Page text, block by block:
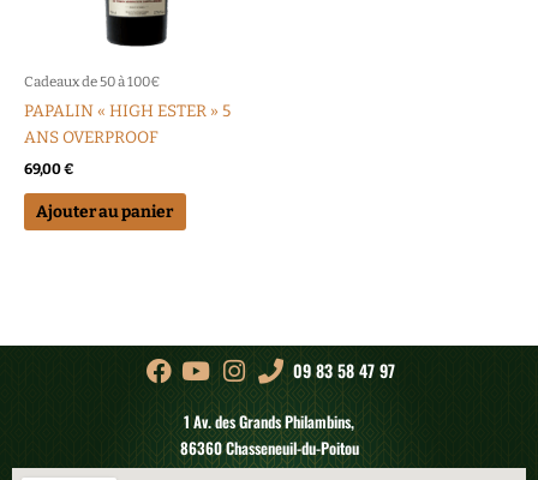
Cadeaux de 50 à 100€
PAPALIN « HIGH ESTER » 5
ANS OVERPROOF
69,00€
Ajouter au panier
09 83 58 47 97
1 Av. des Grands Philambins,
86360 Chasseneuil-du-Poitou